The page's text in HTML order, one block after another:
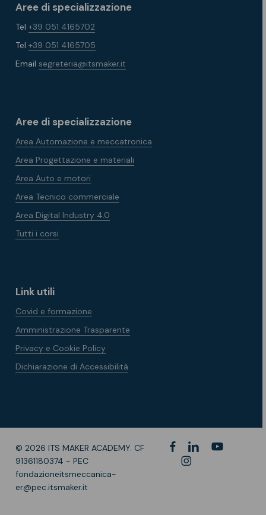
Aree di specializzazione
Tel+39 051 4165702
Tel+39 051 4165705
Emailsegreteria@itsmaker.it
Aree di specializzazione
Area Automazione e meccatronica
Area Progettazione e materiali
Area Auto e motori
Area Tecnico commerciale
Area Digital Industry 4.0
Tutti i corsi
Link utili
Covid e formazione
Amministrazione Trasparente
Privacy e Cookie Policy
Dichiarazione di Accessibilità
© 2026 ITS MAKER ACADEMY. CF
91361180374 - PEC
fondazioneitsmeccanica-
er@pec.itsmaker.it
facebooklinkedinyoutube
instagram